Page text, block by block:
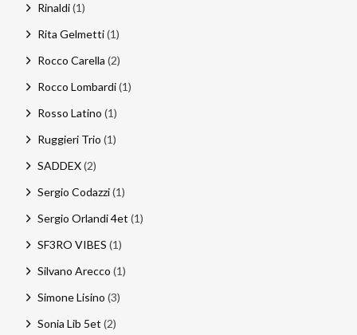
Rinaldi(1)
Rita Gelmetti(1)
Rocco Carella (2)
Rocco Lombardi(1)
Rosso Latino (1)
Ruggieri Trio (1)
SADDEX(2)
Sergio Codazzi(1)
Sergio Orlandi 4et (1)
SF3RO VIBES (1)
Silvano Arecco (1)
Simone Lisino (3)
Sonia Lib 5et (2)